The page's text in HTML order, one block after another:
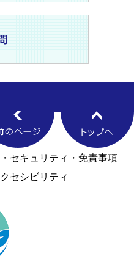
セキュリティ・免責事項
セシビリティ